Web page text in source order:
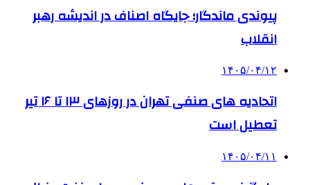
پیوندی ماندگار؛ جایگاه اصناف در اندیشه رهبر
انقلاب
۱۴۰۵/۰۴/۱۲
اتحادیه های صنفی تهران در روزهای ۱۳ تا ۱۶ تیر
تعطیل است
۱۴۰۵/۰۴/۱۱